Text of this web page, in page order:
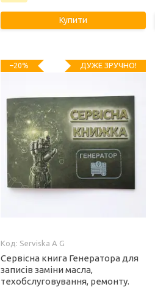
Купити
–20% ДУЖЕ ЗРУЧНО!
Serviska A G
Сервісна книга Генератора для
записів заміни масла,
техобслуговування, ремонту.